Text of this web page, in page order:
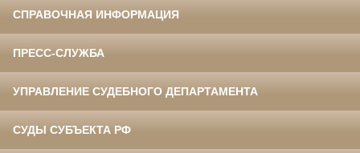
СПРАВОЧНАЯ ИНФОРМАЦИЯ
ПРЕСС-СЛУЖБА
УПРАВЛЕНИЕ СУДЕБНОГО ДЕПАРТАМЕНТА
СУДЫ СУБЪЕКТА РФ